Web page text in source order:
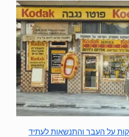
על העבר והתנשאות לעתיד